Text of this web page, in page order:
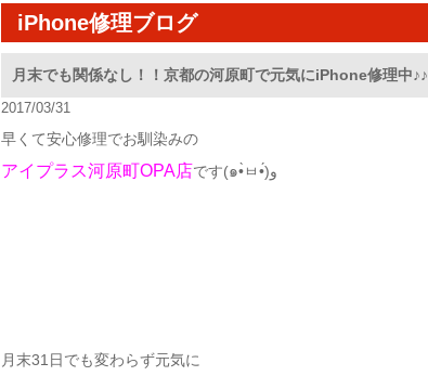
iPhone修理ブログ
月末でも関係なし！！京都の河原町で元気にiPhone修理中♪♪
2017/03/31
早くて安心修理でお馴染みの
アイプラス河原町OPA店 です(๑•̀ㅂ•́)و
月末31日でも変わらず元気に